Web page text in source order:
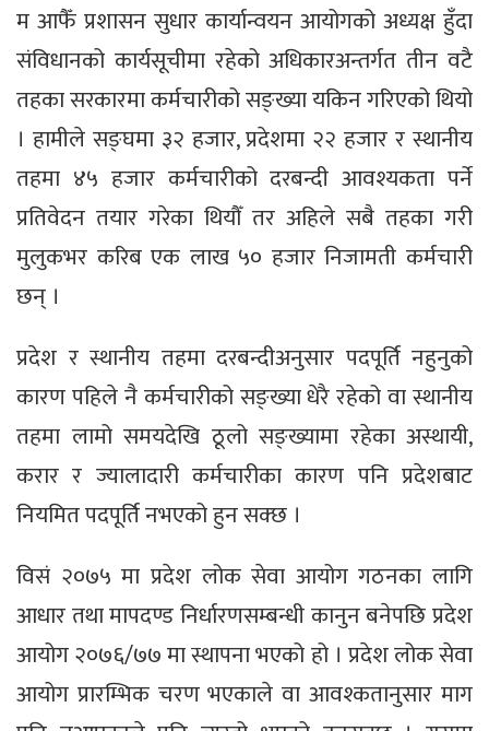
म आफैँ प्रशासन सुधार कार्यान्वयन आयोगको अध्यक्ष हुँदा
संविधानको कार्यसूचीमा रहेको अधिकारअन्तर्गत तीन वटै
तहका सरकारमा कर्मचारीको सङ्ख्या यकिन गरिएको थियो
। हामीले सङ्घमा ३२ हजार, प्रदेशमा २२ हजार र स्थानीय
तहमा ४५ हजार कर्मचारीको दरबन्दी आवश्यकता पर्ने
प्रतिवेदन तयार गरेका थियौँ तर अहिले सबै तहका गरी
मुलुकभर करिब एक लाख ५० हजार निजामती कर्मचारी
छन् ।
प्रदेश र स्थानीय तहमा दरबन्दीअनुसार पदपूर्ति नहुनुको
कारण पहिले नै कर्मचारीको सङ्ख्या धेरै रहेको वा स्थानीय
तहमा लामो समयदेखि ठूलो सङ्ख्यामा रहेका अस्थायी,
करार र ज्यालादारी कर्मचारीका कारण पनि प्रदेशबाट
नियमित पदपूर्ति नभएको हुन सक्छ ।
विसं २०७५ मा प्रदेश लोक सेवा आयोग गठनका लागि
आधार तथा मापदण्ड निर्धारणसम्बन्धी कानुन बनेपछि प्रदेश
आयोग २०७६/७७ मा स्थापना भएको हो । प्रदेश लोक सेवा
आयोग प्रारम्भिक चरण भएकाले वा आवश्कतानुसार माग